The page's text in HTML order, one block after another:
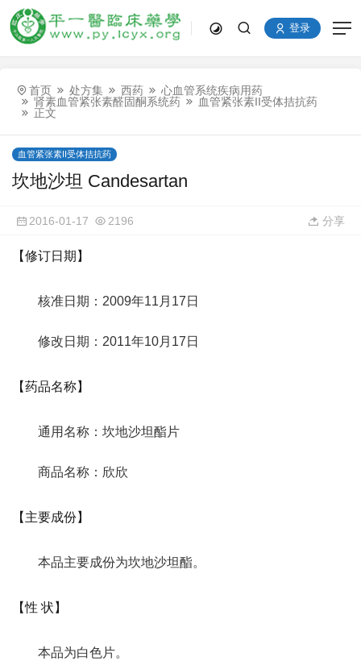
登录
首页 处方集 西药
心血管系统疾病用药
肾素血管紧张素醛固酮系统药
血管紧张素II受体拮抗药
正文
血管紧张素II受体拮抗药
坎地沙坦 Candesartan
2016-01-17 2196 分享
【修订日期】
核准日期：2009年11月17日
修改日期：2011年10月17日
【药品名称】
通用名称：坎地沙坦酯片
商品名称：欣欣
【主要成份】
本品主要成份为坎地沙坦酯。
【性 状】
本品为白色片。